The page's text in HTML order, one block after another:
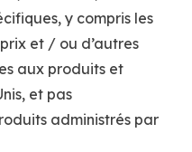
y compris les
et / ou d’autres
aux produits et
et pas
administrés par